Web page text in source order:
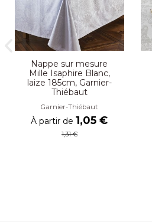
Nappe sur mesure
Mille Isaphire Blanc,
laize 185cm, Garnier-
Thiébaut
Garnier-Thiébaut
À partir de1,05 €
1,31 €